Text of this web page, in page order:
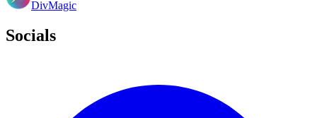
DivMagic
Socials